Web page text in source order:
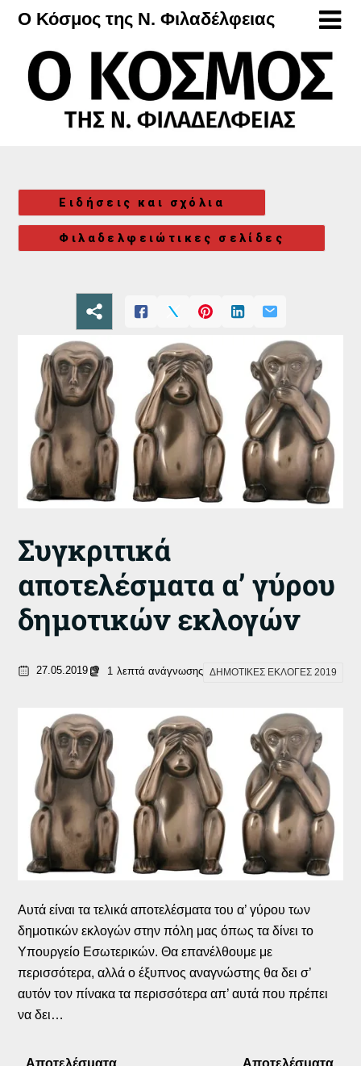
Μετάβαση
περιεχόμενο
Ο Κόσμος της Ν. Φιλαδέλφειας
Ειδήσεις και σχόλια
Φιλαδελφειώτικες σελίδες
Συγκριτικά
αποτελέσματα α’ γύρου
δημοτικών εκλογών
27.05.2019 1 λεπτά ανάγνωσης ΔΗΜΟΤΙΚΕΣ ΕΚΛΟΓΕΣ 2019
Αυτά είναι τα τελικά αποτελέσματα του α’ γύρου των
δημοτικών εκλογών στην πόλη μας όπως τα δίνει το
Υπουργείο Εσωτερικών. Θα επανέλθουμε με
περισσότερα, αλλά ο έξυπνος αναγνώστης θα δει σ’
αυτόν τον πίνακα τα περισσότερα απ’ αυτά που πρέπει
να δει…
Αποτελέσματα
Αποτελέσματα